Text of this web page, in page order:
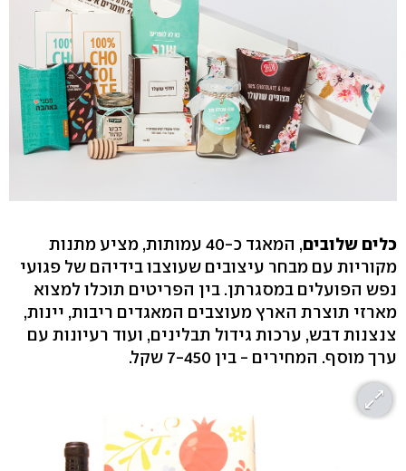
כלים שלובים
, המאגד כ-40 עמותות, מציע מתנות
מקוריות עם מבחר עיצובים שעוצבו בידיהם של פגועי
נפש הפועלים במסגרתן. בין הפריטים תוכלו למצוא
מארזי תוצרת הארץ מעוצבים המאגדים ריבות, יינות,
צנצנות דבש, ערכות גידול תבלינים, ועוד רעיונות עם
ערך מוסף. המחירים - בין 7-450 שקל.